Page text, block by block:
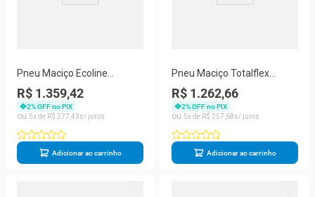
Pneu Maciço Ecoline
6,00x9/4
R$ 1.359,42
2% OFF no PIX
5
R$ 277 43
Adicionar ao carrinho
Pneu Maciço Totalflex
6,50x10/5
R$ 1.262,66
2% OFF no PIX
5
R$ 257 68
Adicionar ao carrinho